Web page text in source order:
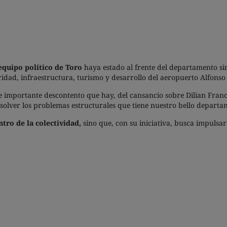
político de Toro haya estado al frente del departamento
infraestructura, turismo y desarrollo del aeropuerto
importante descontento que hay, del cansancio sobre Dilian
los problemas estructurales que tiene nuestro bello
de la colectividad, sino que, con su iniciativa, busca